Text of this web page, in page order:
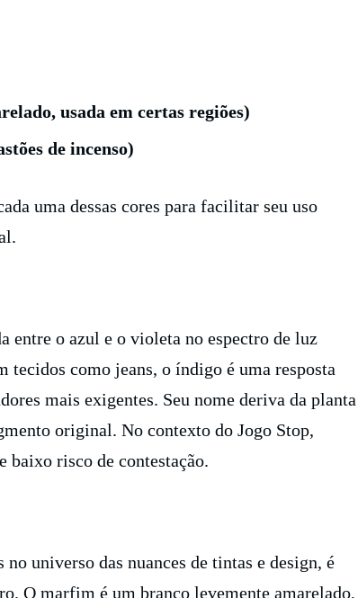
usada em certas regiões)
de incenso)
uma dessas cores para facilitar seu uso
entre o azul e o violeta no espectro de luz
como jeans, o índigo é uma resposta
mais exigentes. Seu nome deriva da planta
original. No contexto do Jogo Stop,
baixo risco de contestação.
universo das nuances de tintas e design, é
O marfim é um branco levemente amarelado,